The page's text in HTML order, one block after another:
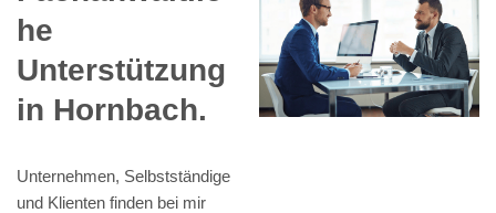
he
Unterstützung
in Hornbach.
Unternehmen, Selbstständige
und Klienten finden bei mir